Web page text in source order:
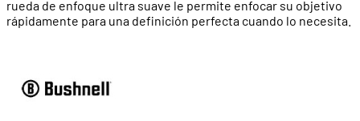
rueda de enfoque ultra suave le permite enfocar su objetivo
rápidamente para una definición perfecta cuando lo necesita.